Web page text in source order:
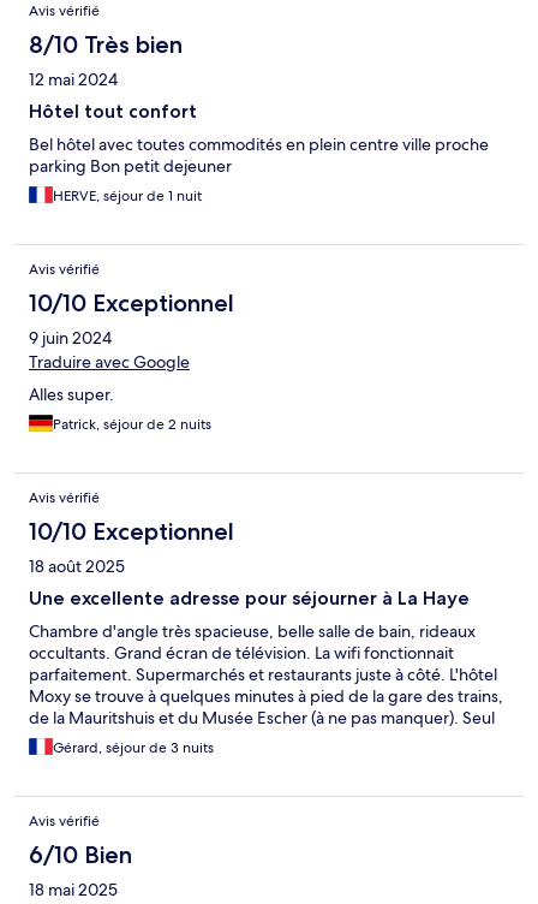
Avis vérifié
8/10 Très bien
12 mai 2024
Hôtel tout confort
Bel hôtel avec toutes commodités en plein centre ville proche
parking Bon petit dejeuner
HERVE, séjour de 1 nuit
Avis vérifié
10/10 Exceptionnel
9 juin 2024
Traduire avec Google
Alles super.
Patrick, séjour de 2 nuits
Avis vérifié
10/10 Exceptionnel
18 août 2025
Une excellente adresse pour séjourner à La Haye
Chambre d'angle très spacieuse, belle salle de bain, rideaux
occultants. Grand écran de télévision. La wifi fonctionnait
parfaitement. Supermarchés et restaurants juste à côté. L'hôtel
Moxy se trouve à quelques minutes à pied de la gare des trains,
de la Mauritshuis et du Musée Escher (à ne pas manquer). Seul
bémol : manque de rangements... Pas d'armoire, juste 4 cintres
à accrocher sur une sorte de grillage.
Gérard, séjour de 3 nuits
Avis vérifié
6/10 Bien
18 mai 2025